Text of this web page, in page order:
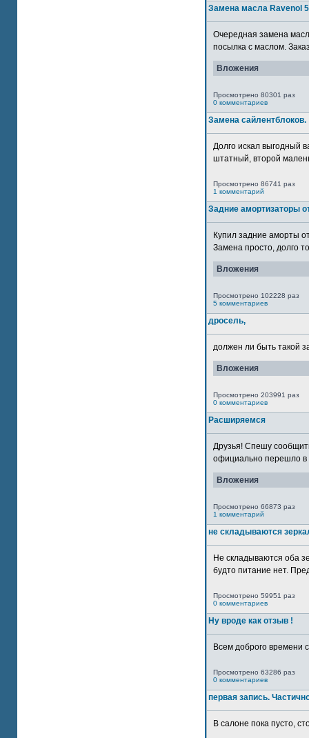
Замена масла Ravenol
Очередная замена
посылка с маслом.
Вложения
Просмотрено 80301 раз
0 комментариев
Замена сайлентблоков.
Долго искал выгодный
штатный, второй
Просмотрено 86741 раз
1 комментарий
Задние амортизаторы
Купил задние аморты
Замена просто, долго
Вложения
Просмотрено 102228 раз
5 комментариев
дросель,
должен ли быть такой
Вложения
Просмотрено 203991 раз
0 комментариев
Расширяемся
Друзья! Спешу
официально перешло в
Вложения
Просмотрено 66873 раз
1 комментарий
не складываются
Не складываются оба
будто питание нет.
Просмотрено 59951 раз
0 комментариев
Ну вроде как отзыв !
Всем доброго времени
Просмотрено 63286 раз
0 комментариев
первая запись.
В салоне пока пусто,